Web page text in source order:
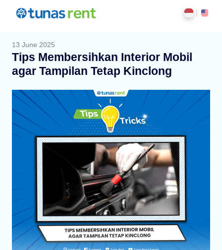
13 June 2025
Tips Membersihkan Interior Mobil
agar Tampilan Tetap Kinclong